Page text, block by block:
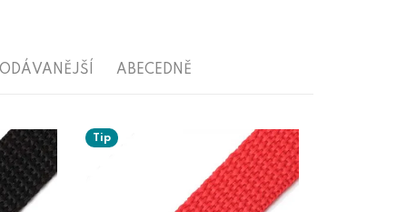
ABECEDNĚ
Tip